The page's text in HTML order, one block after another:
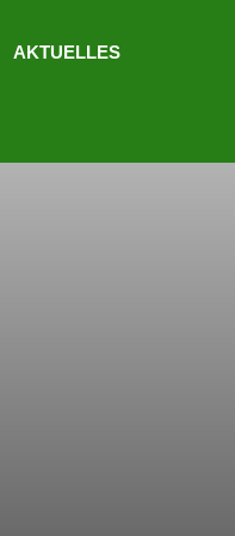
AKTUELLES